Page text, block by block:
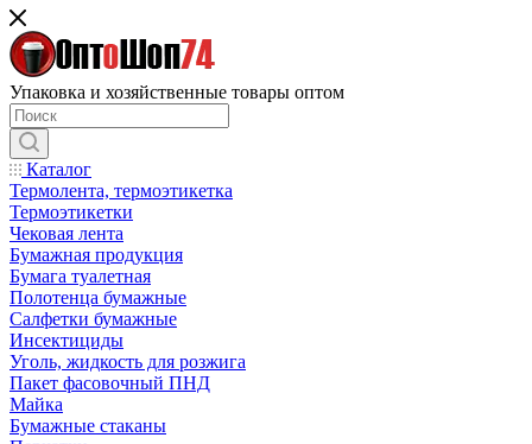
Упаковка и хозяйственные товары оптом
Каталог
Термолента, термоэтикетка
Термоэтикетки
Чековая лента
Бумажная продукция
Бумага туалетная
Полотенца бумажные
Салфетки бумажные
Инсектициды
Уголь, жидкость для розжига
Пакет фасовочный ПНД
Майка
Бумажные стаканы